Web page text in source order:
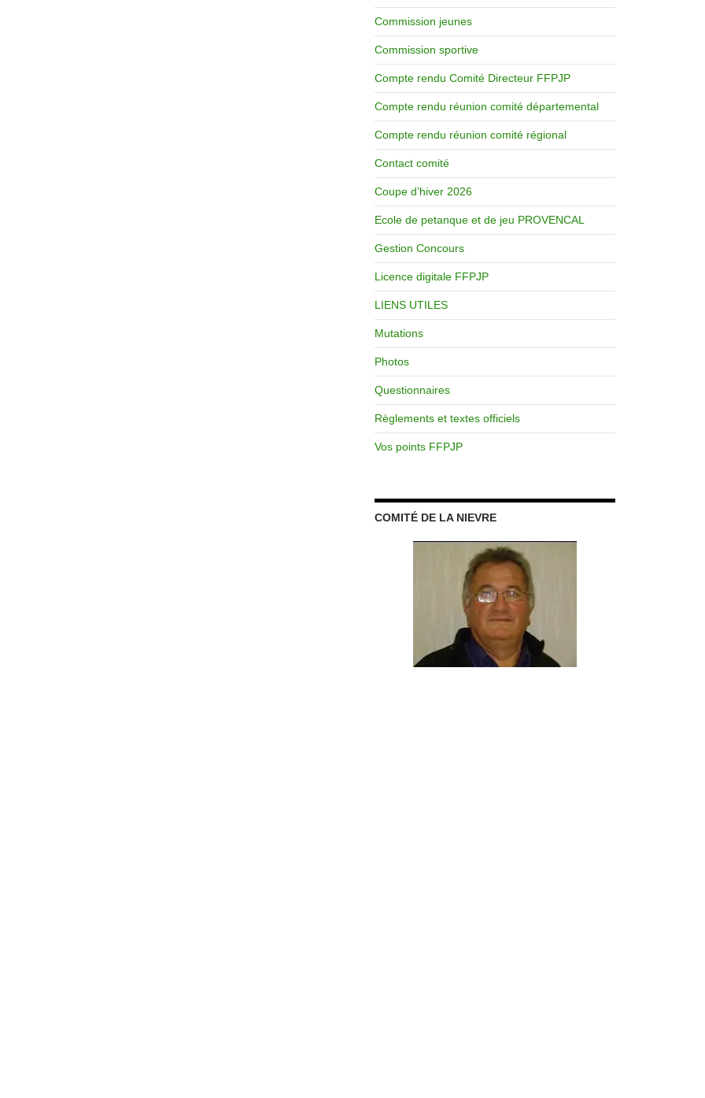
Commission jeunes
Commission sportive
Compte rendu Comité Directeur FFPJP
Compte rendu réunion comité départemental
Compte rendu réunion comité régional
Contact comité
Coupe d’hiver 2026
Ecole de petanque et de jeu PROVENCAL
Gestion Concours
Licence digitale FFPJP
LIENS UTILES
Mutations
Photos
Questionnaires
Règlements et textes officiels
Vos points FFPJP
COMITÉ DE LA NIEVRE